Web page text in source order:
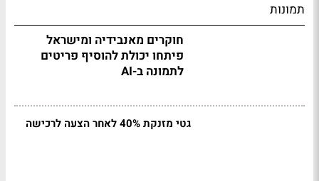
תמונות
חוקרים מאנבידיה ומישראל
פיתחו יכולת להוסיף פריטים
לתמונה ב-AI
גטי מזנקת 40% לאחר הצעה לרכישה